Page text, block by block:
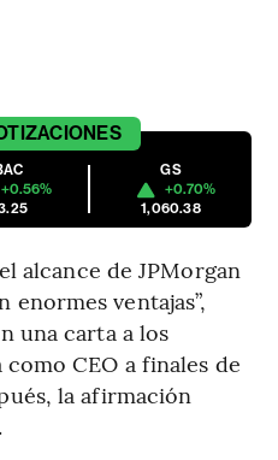
+0.56%
GS
+0.70%
1,060.38
alcance de JPMorgan
enormes ventajas”,
una carta a los
CEO a finales de
la afirmación